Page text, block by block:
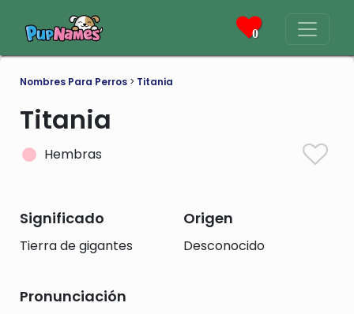
0
Nombres Para Perros > Titania
Titania
Hembras
Significado
Tierra de gigantes
Origen
Desconocido
Pronunciación